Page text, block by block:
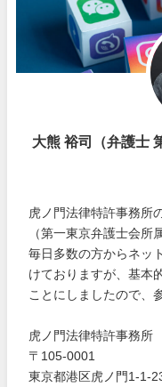
大熊 裕司（弁護士
虎ノ門法律特許事務所
（第一東京弁護士会所
毎日多数の方からネッ
けておりますが、基本
ことにしましたので、
虎ノ門法律特許事務所
〒105-0001
東京都港区虎ノ門1-1-